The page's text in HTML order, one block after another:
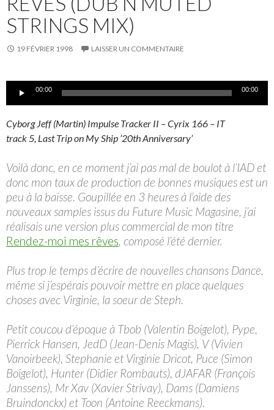
STRINGS MIX)
19 FÉVRIER 1998 LAISSER UN COMMENTAIRE
Lecteur00:00 00:00
Cyborg Jeff (Martin) Impulse Tracker II – Cyrix 166 – IT
track 5, Last Trip on My Ship ’20th Anniversary’
Voilà donc, en ce moment j’ai pas mal de boulot à l’IAD et
donc mon taux de production de bonnes musiques est un
peu à la baisse. Goupillée en 3 heures à l’aide des
nouveaux samples issus du Future Music Magasine, j’ai
réalisais une version plus commercial de mon titre
Rendez-moi mes rêves, composé l’été dernier.
Plus trop le temps d’écrire de nouvelles chansons Dance,
même si j’espérais pouvoir mettre en place quelques
choses avec Virginie, la soeur de Steph.
Petit coucou d’époque à Tbob (Valentin Boigelot), Pype,
Pierrick Hansen, JedD (Jean-Denis Magis), V (Vivien
Vanoirbeek), Stephanie et Virginie Dricot, Puce (Simon
Boigelot), Hunter (Didier Rombauts), dJAFAR (François
Janssens), Mr Xav (Xavier Strivay), Dams (Damiens
Bruindonckx) et Toon (Antoine Reeckmans).